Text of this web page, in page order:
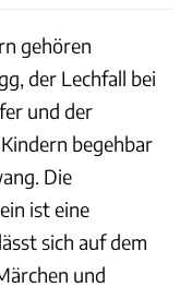
gehören
der Lechfall bei
und der
begehbar
Die
ist eine
sich auf dem
und